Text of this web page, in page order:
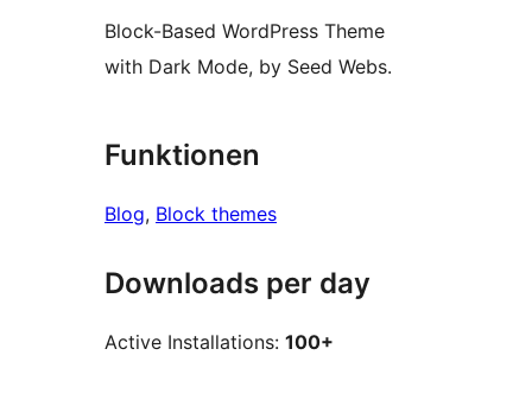
Block-Based WordPress Theme
with Dark Mode, by Seed Webs.
Funktionen
Blog, Block themes
Downloads per day
Active Installations: 100+